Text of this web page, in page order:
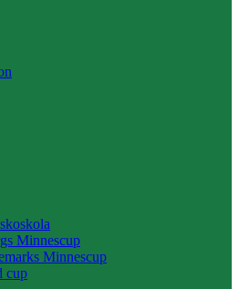
Minnescup
Minnescup
cup